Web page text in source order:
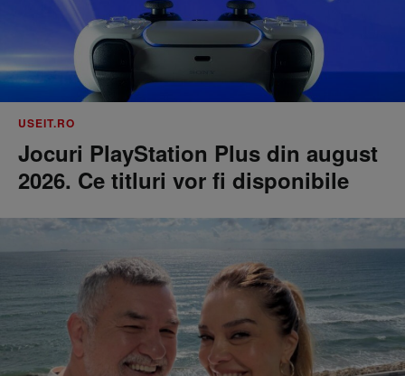
USEIT.RO
Jocuri PlayStation Plus din august
2026. Ce titluri vor fi disponibile